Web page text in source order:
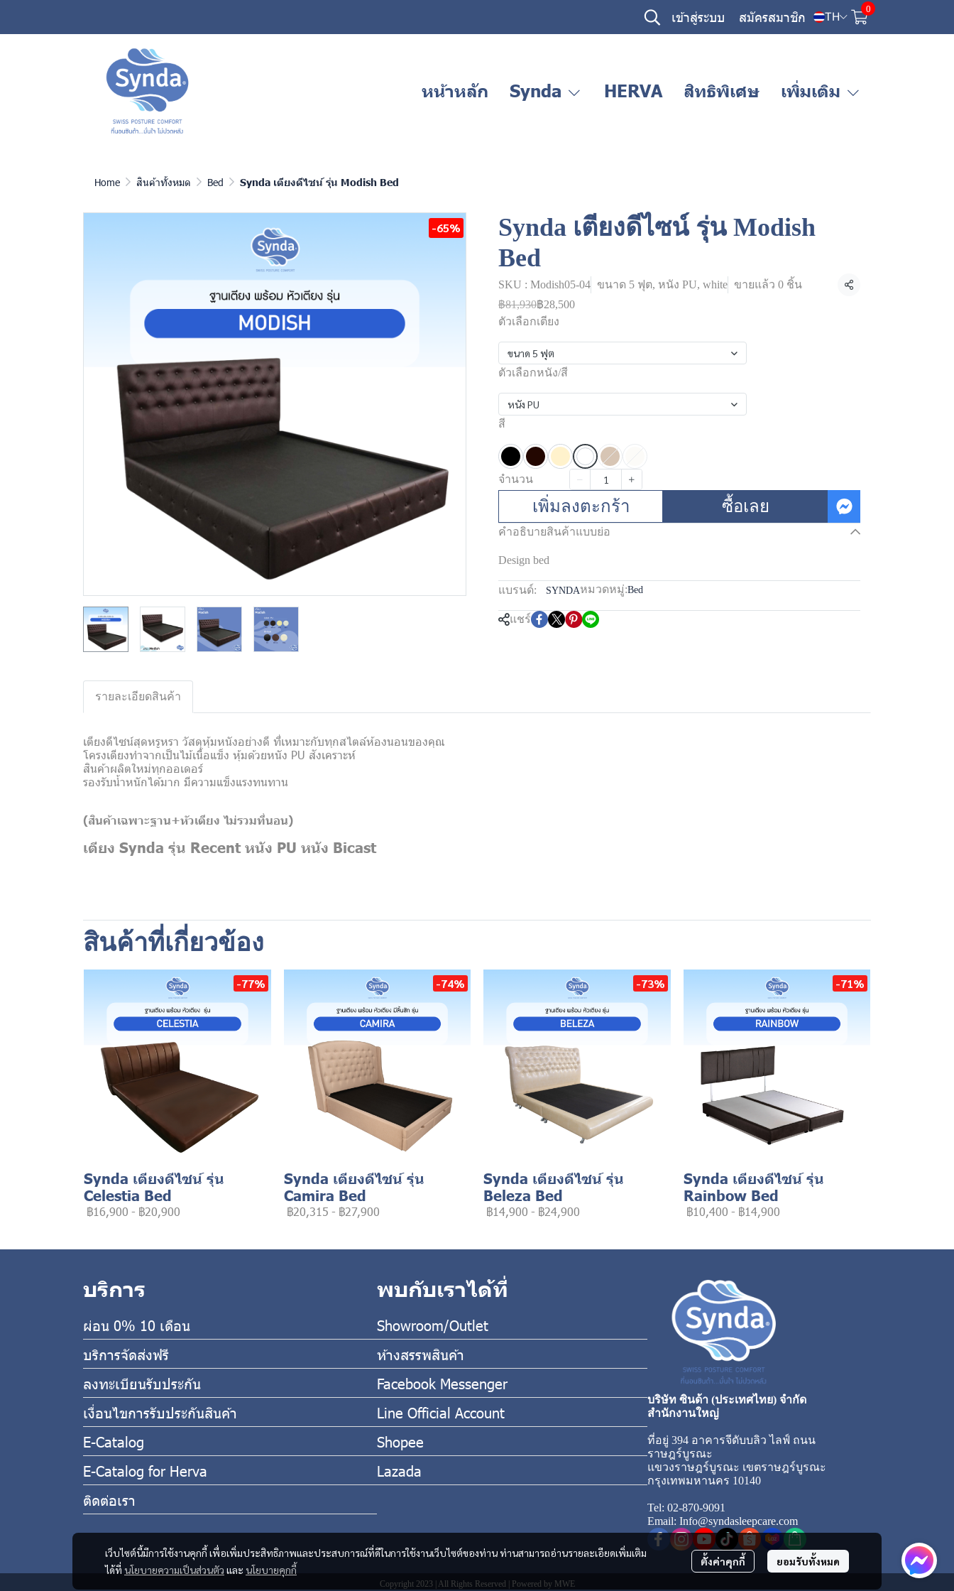
เข้าสู่ระบบ สมัครสมาชิก TH
0
หน้าหลัก Synda HERVA สิทธิพิเศษ เพิ่มเติม
Home สินค้าทั้งหมด Bed Synda เตียงดีไซน์ รุ่น Modish Bed
-65%
Synda เตียงดีไซน์ รุ่น Modish
Bed
SKU : Modish05-04 ขนาด 5 ฟุต, หนัง PU, white ขายแล้ว 0 ชิ้น แชร์
฿81,930฿28,500
ตัวเลือกเตียง
ขนาด 5 ฟุต
ตัวเลือกหนัง/สี
หนัง PU
สี
จำนวน
เพิ่มลงตะกร้า ซื้อเลย
คำอธิบายสินค้าแบบย่อ
Design bed
แบรนด์: SYNDAหมวดหมู่:Bed
แชร์
รายละเอียดสินค้า
เตียงดีไซน์สุดหรูหรา วัสดุหุ้มหนังอย่างดี ที่เหมาะกับทุกสไตล์ห้องนอนของคุณ
โครงเตียงทำจากเป็นไม้เนื้อแข็ง หุ้มด้วยหนัง PU สังเคราะห์
สินค้าผลิตใหม่ทุกออเดอร์
รองรับน้ำหนักได้มาก มีความแข็งแรงทนทาน
(สินค้าเฉพาะฐาน+หัวเตียง ไม่รวมที่นอน)
เตียง Synda รุ่น Recent หนัง PU หนัง Bicast
สินค้าที่เกี่ยวข้อง
-77%
Synda เตียงดีไซน์ รุ่น
Celestia Bed
฿16,900 - ฿20,900
-74%
Synda เตียงดีไซน์ รุ่น
Camira Bed
฿20,315 - ฿27,900
-73%
Synda เตียงดีไซน์ รุ่น
Beleza Bed
฿14,900 - ฿24,900
-71%
Synda เตียงดีไซน์ รุ่น
Rainbow Bed
฿10,400 - ฿14,900
เว็บไซต์นี้มีการใช้งานคุกกี้ เพื่อเพิ่มประสิทธิภาพและประสบการณ์ที่ดีในการใช้งานเว็บไซต์ของท่าน ท่านสามารถอ่านรายละเอียดเพิ่มเติม
ได้ที่ นโยบายความเป็นส่วนตัว และ นโยบายคุกกี้
ตั้งค่าคุกกี้ ยอมรับทั้งหมด
บริการ
ผ่อน 0% 10 เดือน
บริการจัดส่งฟรี
ลงทะเบียนรับประกัน
เงื่อนไขการรับประกันสินค้า
E-Catalog
E-Catalog for Herva
ติดต่อเรา
พบกับเราได้ที่
Showroom/Outlet
ห้างสรรพสินค้า
Facebook Messenger
Line Official Account
Shopee
Lazada
บริษัท ซินด้า (ประเทศไทย) จำกัด
สำนักงานใหญ่
ที่อยู่ 394 อาคารจีดับบลิว ไลฟ์ ถนน
ราษฎร์บูรณะ
แขวงราษฎร์บูรณะ เขตราษฎร์บูรณะ
กรุงเทพมหานคร 10140
Tel: 02-870-9091
Email: Info@syndasleepcare.com
Copyright 2023 | All Rights Reserved | Powered by MWE